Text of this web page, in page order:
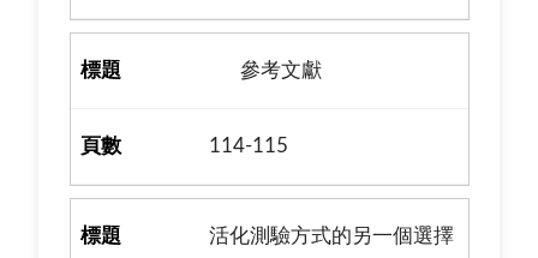
參考文獻
114-115
活化測驗方式的另一個選擇